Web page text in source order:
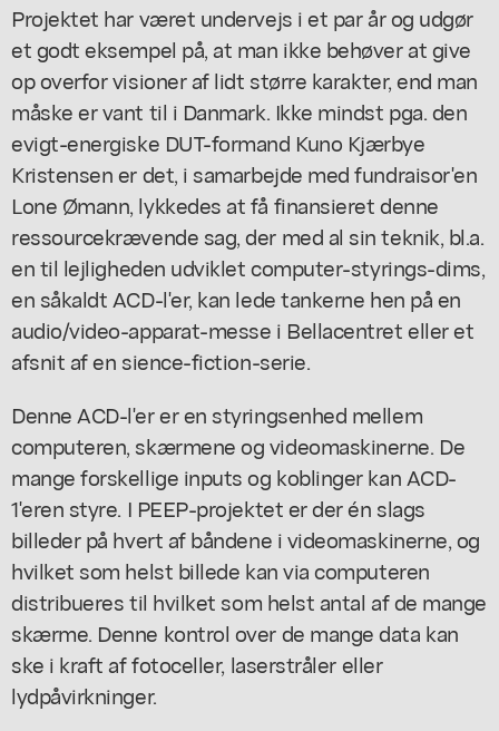
Projektet har været undervejs i et par år og udgør
et godt eksempel på, at man ikke behøver at give
op overfor visioner af lidt større karakter, end man
måske er vant til i Danmark. Ikke mindst pga. den
evigt-energiske DUT-formand Kuno Kjærbye
Kristensen er det, i samarbejde med fundraisor'en
Lone Ømann, lykkedes at få finansieret denne
ressourcekrævende sag, der med al sin teknik, bl.a.
en til lejligheden udviklet computer-styrings-dims,
en såkaldt ACD-l'er, kan lede tankerne hen på en
audio/video-apparat-messe i Bellacentret eller et
afsnit af en sience-fiction-serie.
Denne ACD-l'er er en styringsenhed mellem
computeren, skærmene og videomaskinerne. De
mange forskellige inputs og koblinger kan ACD-
1'eren styre. I PEEP-projektet er der én slags
billeder på hvert af båndene i videomaskinerne, og
hvilket som helst billede kan via computeren
distribueres til hvilket som helst antal af de mange
skærme. Denne kontrol over de mange data kan
ske i kraft af fotoceller, laserstråler eller
lydpåvirkninger.